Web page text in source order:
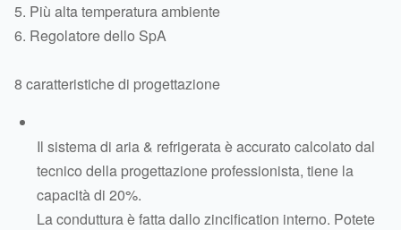
5. Più alta temperatura ambiente
6. Regolatore dello SpA
8 caratteristiche di progettazione
Il sistema di aria & refrigerata è accurato calcolato dal
tecnico della progettazione professionista, tiene la
capacità di 20%.
La conduttura è fatta dallo zincification interno. Potete